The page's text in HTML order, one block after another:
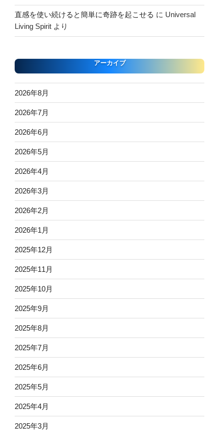
直感を使い続けると簡単に奇跡を起こせる に Universal
Living Spirit より
アーカイブ
2026年8月
2026年7月
2026年6月
2026年5月
2026年4月
2026年3月
2026年2月
2026年1月
2025年12月
2025年11月
2025年10月
2025年9月
2025年8月
2025年7月
2025年6月
2025年5月
2025年4月
2025年3月